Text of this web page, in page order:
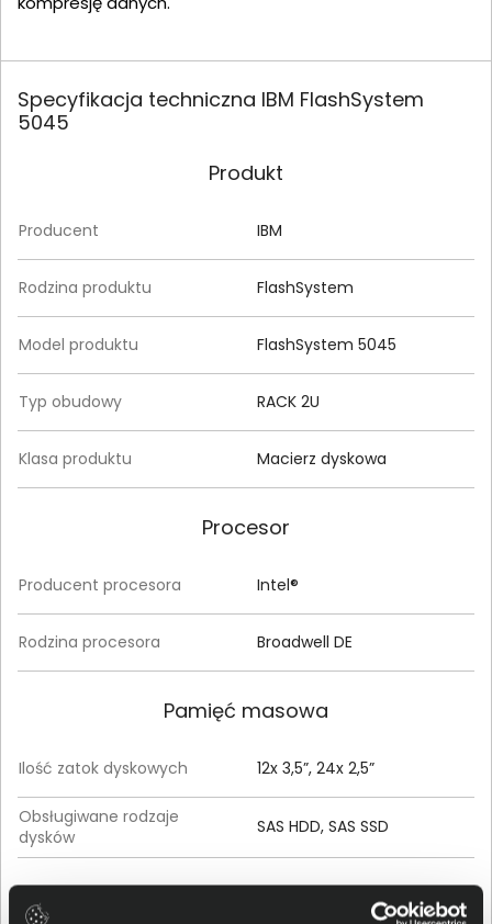
Specyfikacja techniczna IBM FlashSystem
5045
Produkt
Producent IBM
Rodzina produktu FlashSystem
Model produktu FlashSystem 5045
Typ obudowy RACK 2U
Klasa produktu Macierz dyskowa
Procesor
Producent procesora Intel®
Rodzina procesora Broadwell DE
Pamięć masowa
Ilość zatok dyskowych 12x 3,5”, 24x 2,5”
Obsługiwane rodzaje
dysków
SAS HDD, SAS SSD